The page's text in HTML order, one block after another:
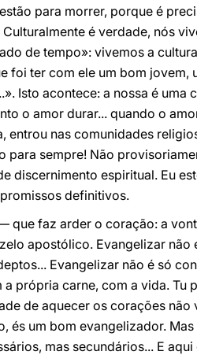
para morrer, porque é
é verdade, nós
de tempo»: vivemos a
foi ter com ele um bom jovem,
Isto acontece: a nossa é uma
o amor durar... quando o
entrou nas comunidades
para sempre! Não
discernimento espiritual. Eu
definitivos.
que faz arder o coração: a
apostólico. Evangelizar não
Evangelizar não é só
própria carne, com a vida. Tu
de aquecer os corações não
és um bom evangelizador. Mas
mas secundários... E